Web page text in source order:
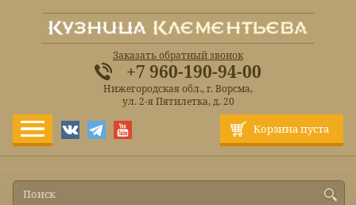
Корзина пуста
Заказать обратный звонок
+7 960-190-94-00
Нижегородская обл., г. Ворсма,
ул. 2-я Пятилетка, д. 20